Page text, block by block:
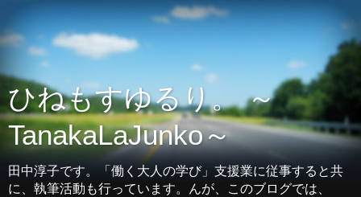
ひねもすゆるり。 ～
TanakaLaJunko～
田中淳子です。「働く大人の学び」支援業に従事すると共
に、執筆活動も行っています。んが、このブログでは、